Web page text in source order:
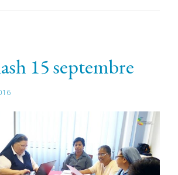
15 septembre